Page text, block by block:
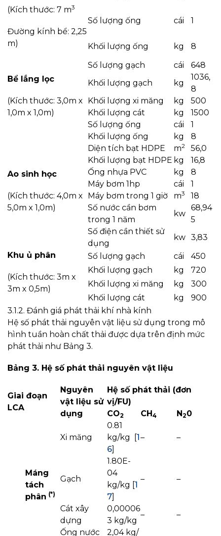
(Kích thước: 7 m3
Đường kính bể: 2,25
m)
Số lượng ống cái 1
Khối lượng ống kg 8
Bể lắng lọc
(Kích thước: 3,0m x
1,0m x 1,0m)
Số lượng gạch cái
648
Khối lượng gạch
kg
1036,
8
Khối lượng xi măng
kg
500
Khối lượng cát
kg
1500
Số lượng ống
cái
1
Khối lượng ống
kg 8
Ao sinh học
(Kích thước: 4,0m x
5,0m x 1,0m)
Diện tích bạt HDPE m2
56,0
Khối lượng bạt HDPE kg
16,8
Ống nhựa PVC
kg
8
Máy bơm 1hp
cái
1
Máy bơm trong 1 giờ
m3
18
Số nước cần bơm
trong 1 năm
kw
68,94
5
Số điện cần thiết sử
dụng
kw 3,83
Khu ủ phân
(Kích thước: 3m x
3m x 0,5m)
Số lượng gạch cái
450
Khối lượng gạch
kg
720
Khối lượng xi măng
kg
300
Khối lượng cát
kg
900
3.1.2. Đánh giá phát thải khí nhà kính
Hệ số phát thải nguyên vật liệu sử dụng trong mô
hình tuần hoàn chất thải được dựa trên định mức
phát thải như Bảng 3.
Bảng 3. Hệ số phát thải nguyên vật liệu
Giai đoạn
LCA
Nguyên
vật liệu sử
dụng
Hệ số phát thải (đơn
vị/FU)
CO2 CH4 N20
Máng
tách
phân (*)
Xi măng
0.81
kg/kg [1
6]
– –
Gạch
1.80E-
04
kg/kg [1
7]
– –
Cát xây
dựng
0,00006
3 kg/kg
–
–
Ống nước
2,04 kg/